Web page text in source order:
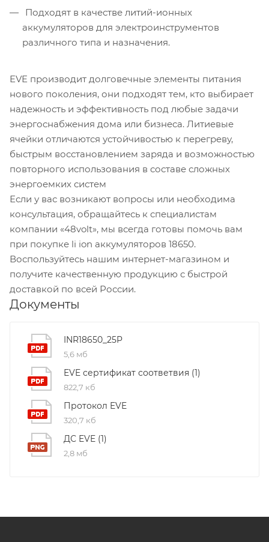
Подходят в качестве литий-ионных
аккумуляторов для электроинструментов
различного типа и назначения.
EVE производит долговечные элементы питания
нового поколения, они подходят тем, кто выбирает
надежность и эффективность под любые задачи
энергоснабжения дома или бизнеса. Литиевые
ячейки отличаются устойчивостью к перегреву,
быстрым восстановлением заряда и возможностью
повторного использования в составе сложных
энергоемких систем
Если у вас возникают вопросы или необходима
консультация, обращайтесь к специалистам
компании «48volt», мы всегда готовы помочь вам
при покупке li ion аккумуляторов 18650.
Воспользуйтесь нашим интернет-магазином и
получите качественную продукцию с быстрой
доставкой по всей России.
Документы
INR18650_25P
5,6 мб
EVE сертификат соответвия (1)
822,7 кб
Протокол EVE
320,7 кб
ДС EVE (1)
2,8 мб